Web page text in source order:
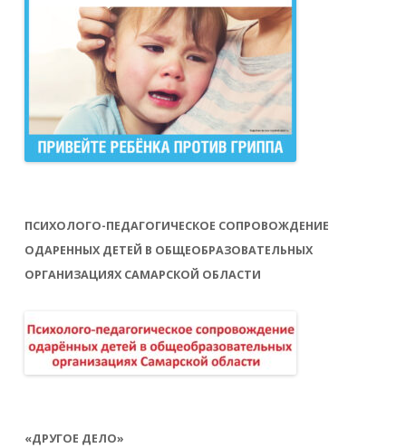
ПСИХОЛОГО-ПЕДАГОГИЧЕСКОЕ СОПРОВОЖДЕНИЕ
ОДАРЕННЫХ ДЕТЕЙ В ОБЩЕОБРАЗОВАТЕЛЬНЫХ
ОРГАНИЗАЦИЯХ САМАРСКОЙ ОБЛАСТИ
«ДРУГОЕ ДЕЛО»